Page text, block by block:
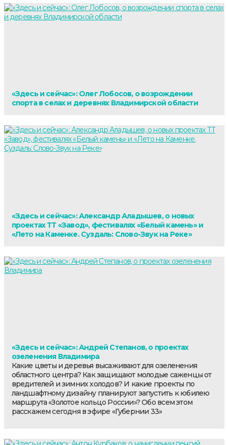
«Здесь и сейчас»: Олег Лобосов, о возрождении
спорта в селах и деревнях Владимирской области
«Здесь и сейчас»: Александр Аладышев, о новых
проектах ТТ «Завод», фестивалях «Белый камень» и
«Лето на Каменке. Суздаль: Слово-Звук на Реке»
«Здесь и сейчас»: Андрей Степанов, о проектах
озеленения Владимира
Какие цветы и деревья высаживают для озеленения
областного центра? Как защищают молодые саженцы от
вредителей и зимних холодов? И какие проекты по
ландшафтному дизайну планируют запустить к юбилею
маршрута «Золотое кольцо России»? Обо всем этом
расскажем сегодня в эфире «Губернии 33»